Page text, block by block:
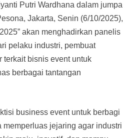
Putri Wardhana dalam jumpa
Jakarta, Senin (6/10/2025),
akan menghadirkan panelis
pelaku industri, pembuat
terkait bisnis event untuk
berbagai tantangan
business event untuk berbagi
memperluas jejaring agar industri